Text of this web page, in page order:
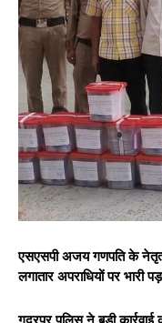
एसएसपी अजय गणपति के
लगातार अपराधियों पर भारी